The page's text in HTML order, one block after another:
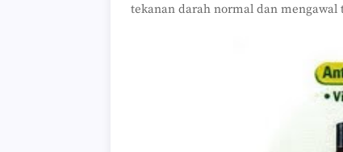
tekanan darah normal dan mengawal